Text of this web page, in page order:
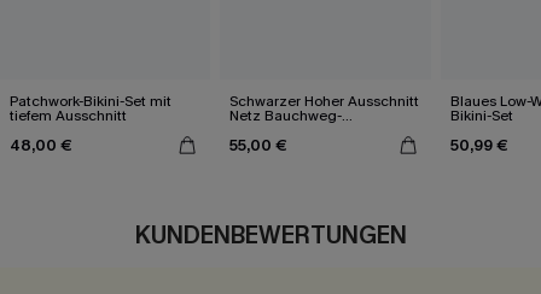
Patchwork-Bikini-Set mit
tiefem Ausschnitt
48,00 €
Schwarzer Hoher Ausschnitt
Netz Bauchweg-
55,00 €
Blaues Low-
Bikini-Set
50,99 €
KUNDENBEWERTUNGEN